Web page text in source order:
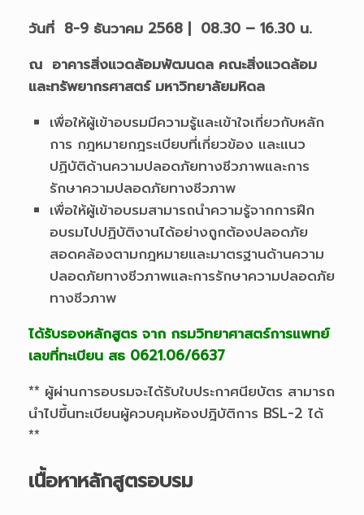
วันที่ 8-9 ธันวาคม 2568 | 08.30 – 16.30 น.
ณ อาคารสิ่งแวดล้อมพัฒนดล คณะสิ่งแวดล้อม
และทรัพยากรศาสตร์ มหาวิทยาลัยมหิดล
เพื่อให้ผู้เข้าอบรมมีความรู้และเข้าใจเกี่ยวกับหลัก
การ กฎหมายกฎระเบียบที่เกี่ยวข้อง และแนว
ปฏิบัติด้านความปลอดภัยทางชีวภาพและการ
รักษาความปลอดภัยทางชีวภาพ
เพื่อให้ผู้เข้าอบรมสามารถนำความรู้จากการฝึก
อบรมไปปฏิบัติงานได้อย่างถูกต้องปลอดภัย
สอดคล้องตามกฎหมายและมาตรฐานด้านความ
ปลอดภัยทางชีวภาพและการรักษาความปลอดภัย
ทางชีวภาพ
ได้รับรองหลักสูตร จาก กรมวิทยาศาสตร์การแพทย์
เลขที่ทะเบียน สธ 0621.06/6637
** ผู้ผ่านการอบรมจะได้รับใบประกาศนียบัตร สามารถ
นำไปขึ้นทะเบียนผู้ควบคุมห้องปฎิบัติการ BSL-2 ได้
**
เนื้อหาหลักสูตรอบรม